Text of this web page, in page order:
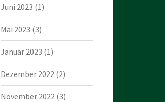
Juni 2023 (1)
Mai 2023 (3)
Januar 2023 (1)
Dezember 2022(2)
November 2022(3)